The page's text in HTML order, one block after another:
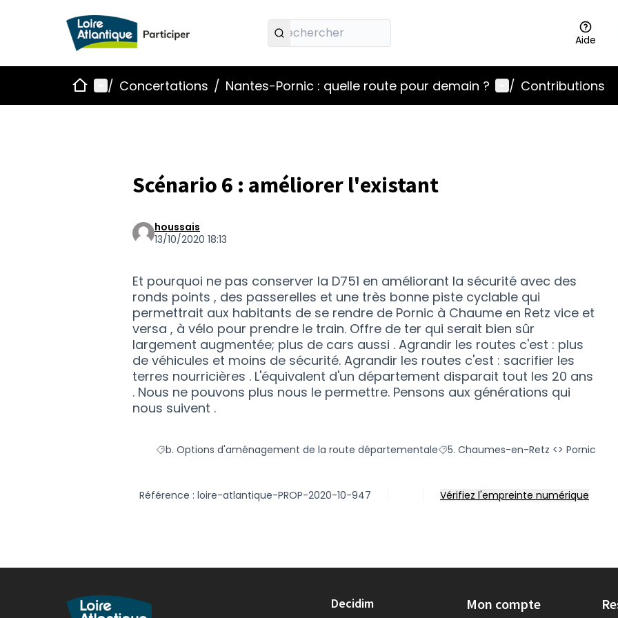
Aide
AccueilMenu principal
/ Concertations / Nantes-Pornic : quelle route pour demain ? Menu utilisateur
/ Contributions
Scénario 6 : améliorer l'existant
houssais
13/10/2020 18:13
Et pourquoi ne pas conserver la D751 en améliorant la sécurité avec des
ronds points , des passerelles et une très bonne piste cyclable qui
permettrait aux habitants de se rendre de Pornic à Chaume en Retz vice et
versa , à vélo pour prendre le train. Offre de ter qui serait bien sûr
largement augmentée; plus de cars aussi . Agrandir les routes c'est : plus
de véhicules et moins de sécurité. Agrandir les routes c'est : sacrifier les
terres nourricières . L'équivalent d'un département disparait tout les 20 ans
. Nous ne pouvons plus nous le permettre. Pensons aux générations qui
nous suivent .
Filtrer les résultats de la catégorie : b. Options d'aménagement de la route départementale
b. Options d'aménagement de la route départementaleFiltrer les résultats pour le secteur :
5. Chaumes-en-Retz <> Pornic
Référence : loire-atlantique-PROP-2020-10-947 Vérifiez l'empreinte numérique
Decidim Mon compte